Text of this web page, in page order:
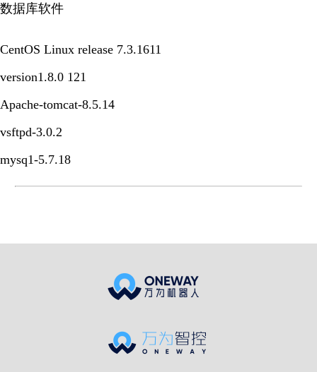
数据库软件
CentOS Linux release 7.3.1611
version1.8.0 121
Apache-tomcat-8.5.14
vsftpd-3.0.2
mysq1-5.7.18